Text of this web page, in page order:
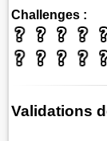
Challenges :
Validations